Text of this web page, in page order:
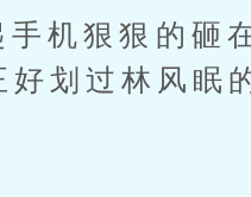
狠狠的砸在
划过林风眠